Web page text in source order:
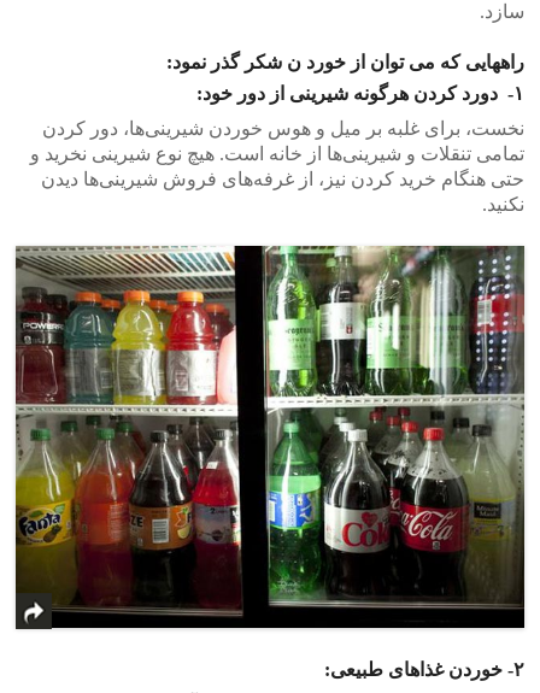
سازد.
راههایی که می توان از خورد ن شکر گذر نمود:
۱- دورد کردن هرگونه شیرینی از دور خود:
نخست، برای غلبه بر میل و هوس خوردن شیرینی‌ها، دور کردن
تمامی تنقلات و شیرینی‌ها از خانه است. هیچ نوع شیرینی نخرید و
حتی هنگام خرید کردن نیز، از غرفه‌های فروش شیرینی‌ها دیدن
نکنید.
۲- خوردن غذاهای طبیعی: